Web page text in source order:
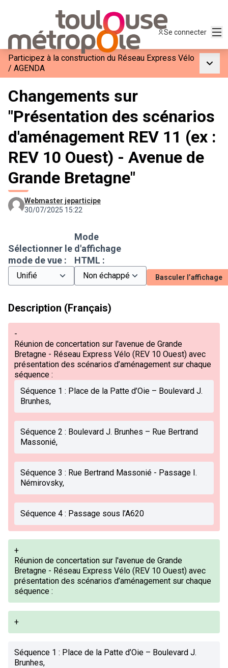
Se connecter
Participez à la construction du Réseau Express Vélo
/ AGENDA
Changements sur
"Présentation des scénarios
d'aménagement REV 11 (ex :
REV 10 Ouest) - Avenue de
Grande Bretagne"
Webmaster jeparticipe
30/07/2025 15:22
Sélectionner le
mode de vue :
Mode
d'affichage
HTML :
Basculer l’affichage
Description (Français)
-
Réunion de concertation sur l'avenue de Grande
Bretagne - Réseau Express Vélo (REV 10 Ouest) avec
présentation des scénarios d’aménagement sur chaque
séquence :
Séquence 1 : Place de la Patte d’Oie – Boulevard J.
Brunhes,
Séquence 2 : Boulevard J. Brunhes – Rue Bertrand
Massonié,
Séquence 3 : Rue Bertrand Massonié - Passage I.
Némirovsky,
Séquence 4 : Passage sous l’A620
+
Réunion de concertation sur l'avenue de Grande
Bretagne - Réseau Express Vélo (REV 10 Ouest) avec
présentation des scénarios d’aménagement sur chaque
séquence :
+
Séquence 1 : Place de la Patte d’Oie – Boulevard J.
Brunhes,